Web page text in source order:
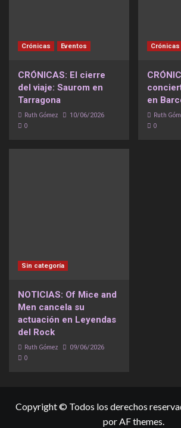
Crónicas Eventos
CRÓNICAS: El cierre
del viaje: Saurom en
Tarragona
Ruth Gómez 10/06/2026
0
Crónicas
en
Ruth
0
Sin categoría
NOTICIAS: Of Mice and
Men cancela su
actuación en Leyendas
del Rock
Ruth Gómez 09/06/2026
0
Copyright © Todos los derechos
por AF themes.